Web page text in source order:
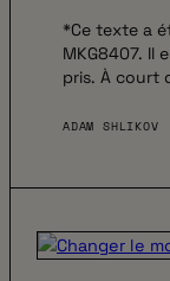
*Ce texte a
MKG8407. Il
pris. À court
ADAM SHLIKOV